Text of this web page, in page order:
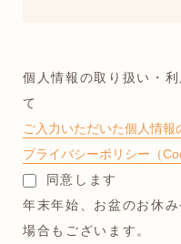
個人情報の取り扱い・
て
ご入力いただいた個人情
プライバシーポリシー（
同意します
年末年始、お盆のお休
場合もございます。